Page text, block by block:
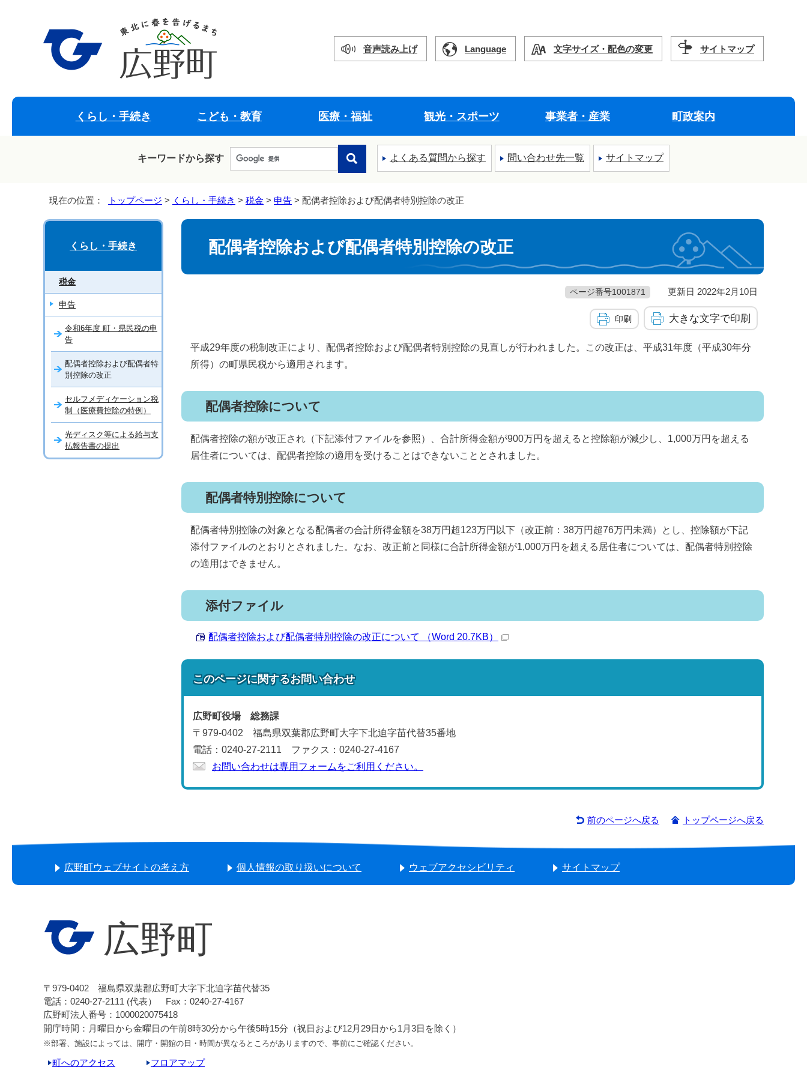
音声読み上げ Language 文字サイズ・配色の変更 サイトマップ
くらし・手続き こども・教育 医療・福祉 観光・スポーツ 事業者・産業 町政案内
キーワードから探す よくある質問から探す 問い合わせ先一覧 サイトマップ
現在の位置： トップページ > くらし・手続き > 税金 > 申告 > 配偶者控除および配偶者特別控除の改正
配偶者控除および配偶者特別控除の改正
ページ番号1001871 更新日 2022年2月10日
印刷 大きな文字で印刷
平成29年度の税制改正により、配偶者控除および配偶者特別控除の見直しが行われました。この改正は、平成31年度（平成30年分
所得）の町県民税から適用されます。
配偶者控除について
配偶者控除の額が改正され（下記添付ファイルを参照）、合計所得金額が900万円を超えると控除額が減少し、1,000万円を超える
居住者については、配偶者控除の適用を受けることはできないこととされました。
配偶者特別控除について
配偶者特別控除の対象となる配偶者の合計所得金額を38万円超123万円以下（改正前：38万円超76万円未満）とし、控除額が下記
添付ファイルのとおりとされました。なお、改正前と同様に合計所得金額が1,000万円を超える居住者については、配偶者特別控除
の適用はできません。
添付ファイル
配偶者控除および配偶者特別控除の改正について （Word 20.7KB）
このページに関するお問い合わせ
広野町役場 総務課
〒979-0402 福島県双葉郡広野町大字下北迫字苗代替35番地
電話：0240-27-2111 ファクス：0240-27-4167
お問い合わせは専用フォームをご利用ください。
くらし・手続き
税金
申告
令和6年度 町・県民税の申
告
配偶者控除および配偶者特
別控除の改正
セルフメディケーション税
制（医療費控除の特例）
光ディスク等による給与支
払報告書の提出
前のページへ戻る トップページへ戻る
広野町ウェブサイトの考え方 個人情報の取り扱いについて ウェブアクセシビリティ サイトマップ
広野町
〒979-0402 福島県双葉郡広野町大字下北迫字苗代替35
電話：0240-27-2111 (代表） Fax：0240-27-4167
広野町法人番号：1000020075418
開庁時間：月曜日から金曜日の午前8時30分から午後5時15分（祝日および12月29日から1月3日を除く）
※部署、施設によっては、開庁・開館の日・時間が異なるところがありますので、事前にご確認ください。
町へのアクセス フロアマップ